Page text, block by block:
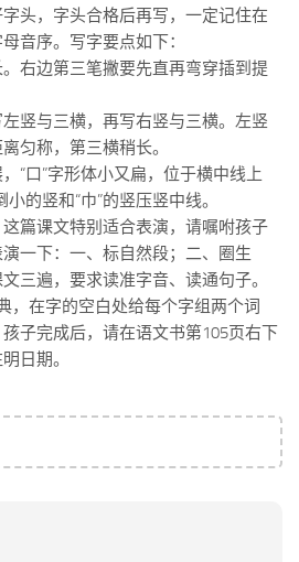
头，字头合格后再写，一定记住在
音序。写字要点如下：
右边第三笔撇要先直再弯穿插到提
竖与三横，再写右竖与三横。左竖
匀称，第三横稍长。
“口”字形体小又扁，位于横中线上
小的竖和“巾”的竖压竖中线。
篇课文特别适合表演，请嘱咐孩子
一下：一、标自然段；二、圈生
三遍，要求读准字音、读通句子。
，在字的空白处给每个字组两个词
子完成后，请在语文书第105页右下
日期。